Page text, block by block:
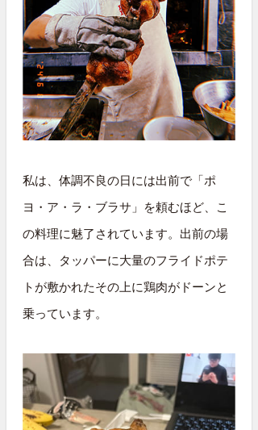
私は、体調不良の日には出前で「ポ
ヨ・ア・ラ・ブラサ」を頼むほど、こ
の料理に魅了されています。出前の場
合は、タッパーに大量のフライドポテ
トが敷かれたその上に鶏肉がドーンと
乗っています。